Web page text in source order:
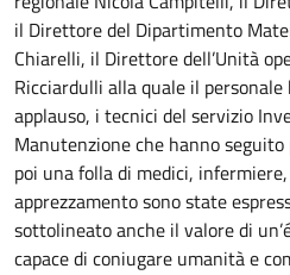
il Direttore del Dipartimento
Chiarelli, il Direttore dell’Unità
Ricciardulli alla quale il
applauso, i tecnici del servizio
Manutenzione che hanno
poi una folla di medici,
apprezzamento sono state
sottolineato anche il valore di
capace di coniugare umanità e